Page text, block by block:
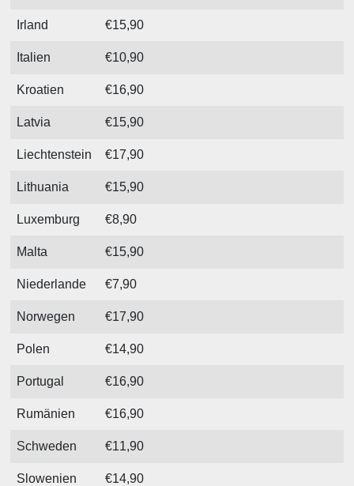
Irland €15,90
Italien €10,90
Kroatien €16,90
Latvia €15,90
Liechtenstein €17,90
Lithuania €15,90
Luxemburg €8,90
Malta €15,90
Niederlande €7,90
Norwegen €17,90
Polen €14,90
Portugal €16,90
Rumänien €16,90
Schweden €11,90
Slowenien €14,90